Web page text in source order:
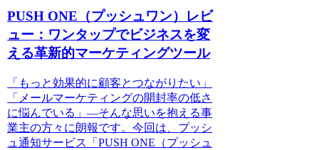
PUSH ONE（プッシュワン）レビ
ュー：ワンタップでビジネスを変
える革新的マーケティングツール
「もっと効果的に顧客とつながりたい」
「メールマーケティングの開封率の低さ
に悩んでいる」—そんな思いを抱える事
業主の方々に朗報です。今回は、プッシ
ュ通知サービス「PUSH ONE（プッシュ